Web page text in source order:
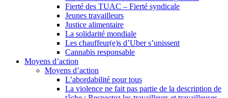
Fierté des TUAC – Fierté syndicale
Jeunes travailleurs
Justice alimentaire
La solidarité mondiale
Les chauffeur(e)s d’Uber s’unissent
Cannabis responsable
Moyens d’action
Moyens d’action
L’abordabilité pour tous
La violence ne fait pas partie de la description de